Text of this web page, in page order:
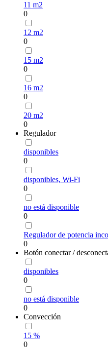
11 m2
0
12 m2
0
15 m2
0
16 m2
0
20 m2
0
Regulador
disponibles
0
disponibles, Wi-Fi
0
no está disponible
0
Regulador de potencia
0
Botón conectar /
disponibles
0
no está disponible
0
Convección
15 %
0